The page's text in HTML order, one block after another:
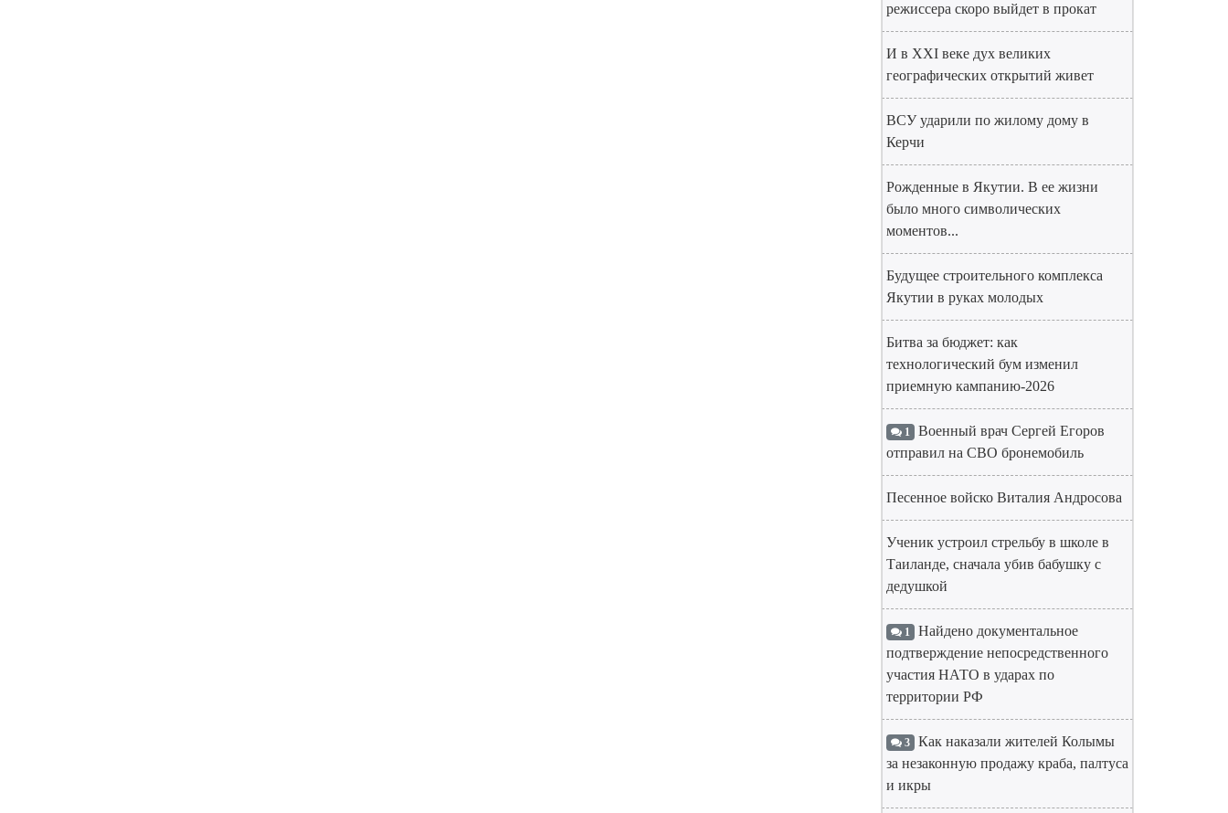
режиссера скоро выйдет в прокат
И в XXI веке дух великих
географических открытий живет
ВСУ ударили по жилому дому в
Керчи
Рожденные в Якутии. В ее жизни
было много символических
моментов...
Будущее строительного комплекса
Якутии в руках молодых
Битва за бюджет: как
технологический бум изменил
приемную кампанию-2026
1 Военный врач Сергей Егоров
отправил на СВО бронемобиль
Песенное войско Виталия Андросова
Ученик устроил стрельбу в школе в
Таиланде, сначала убив бабушку с
дедушкой
1 Найдено документальное
подтверждение непосредственного
участия НАТО в ударах по
территории РФ
3 Как наказали жителей Колымы
за незаконную продажу краба, палтуса
и икры